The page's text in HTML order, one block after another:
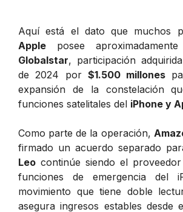
Aquí está el dato que muchos
Apple posee
Globalstar, participación
de 2024 por $1.500 millones
expansión de la constelación
funciones satelitales del iPhone y
Como parte de la operación,
firmado un acuerdo separado
Leo continúe siendo el
funciones de emergencia del
movimiento que tiene doble
asegura ingresos estables desde